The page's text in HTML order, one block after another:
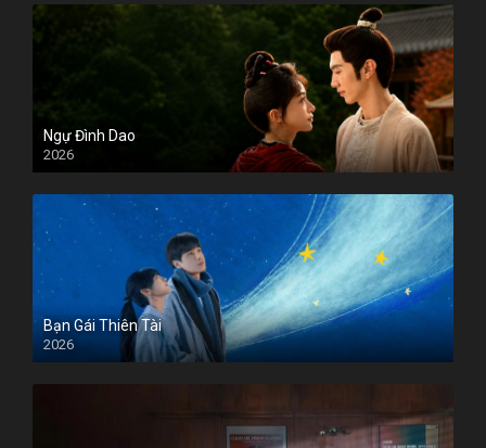
Ngự Đình Dao
2026
Bạn Gái Thiên Tài
2026